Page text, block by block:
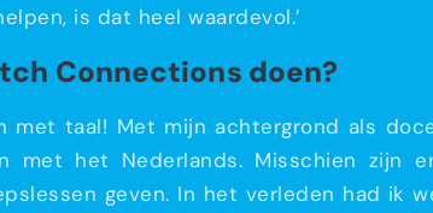
is dat heel waardevol.’
Connections doen?
met taal! Met mijn achtergrond als
met het Nederlands. Misschien zijn
geven. In het verleden had ik